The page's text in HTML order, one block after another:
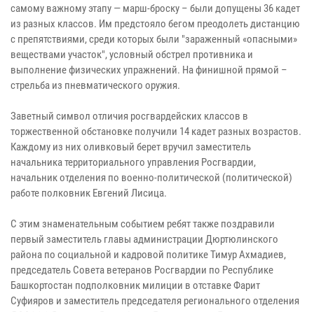
самому важному этапу — марш-броску – были допущены 36 кадет
из разных классов. Им предстояло бегом преодолеть дистанцию
с препятствиями, среди которых были "зараженный «опасными»
веществами участок", условный обстрел противника и
выполнение физических упражнений. На финишной прямой –
стрельба из пневматического оружия.
Заветный символ отличия росгвардейских классов в
торжественной обстановке получили 14 кадет разных возрастов.
Каждому из них оливковый берет вручил заместитель
начальника территориального управления Росгвардии,
начальник отделения по военно-политической (политической)
работе полковник Евгений Лисица.
С этим знаменательным событием ребят также поздравили
первый заместитель главы администрации Дюртюлинского
района по социальной и кадровой политике Тимур Ахмадиев,
председатель Совета ветеранов Росгвардии по Республике
Башкортостан подполковник милиции в отставке Фарит
Суфияров и заместитель председателя регионального отделения